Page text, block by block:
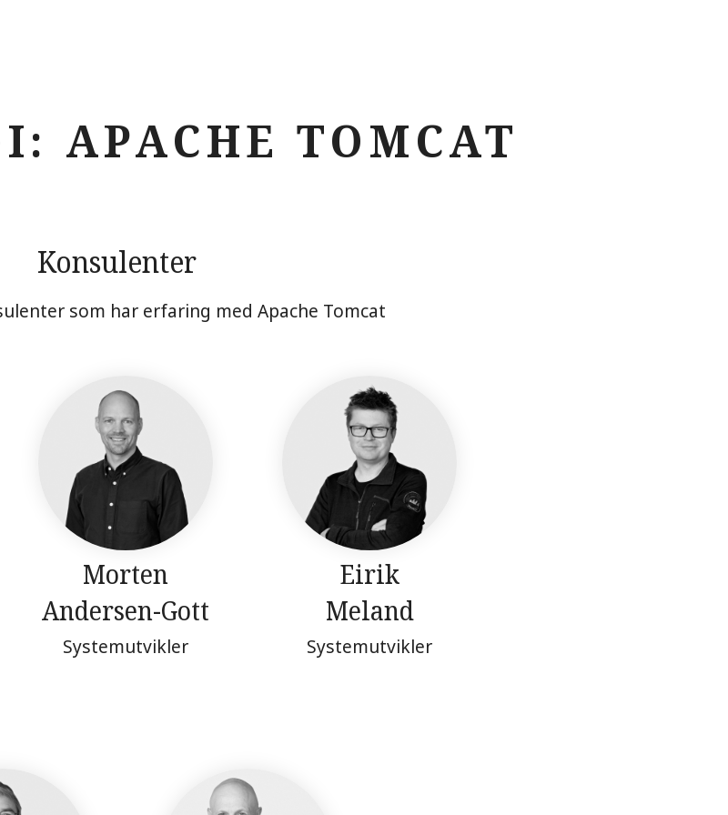
APACHE TOMCAT
Konsulenter
som har erfaring med Apache Tomcat
Morten
Andersen-Gott
Systemutvikler
Eirik
Meland
Systemutvikler